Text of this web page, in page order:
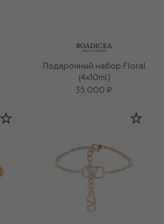
Подарочный набор Floral
(4x10ml)
35 000 ₽